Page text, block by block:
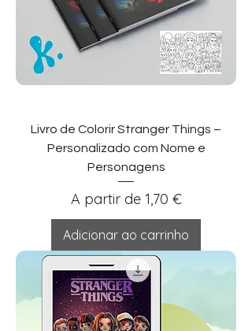
Livro de Colorir Stranger Things –
Personalizado com Nome e
Personagens
A partir de 1,70 €
Preço promocional
Adicionar ao carrinho